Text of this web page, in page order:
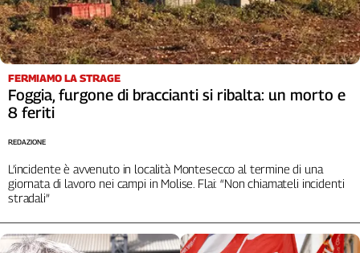
Cerca
Contatti
La
Newsletter
Social
FERMIAMO LA STRAGE
Foggia, furgone di braccianti si ribalta: un morto e
8 feriti
L’incidente è avvenuto in località Montesecco al termine di una
giornata di lavoro nei campi in Molise. Flai: “Non chiamateli incidenti
stradali”
REDAZIONE